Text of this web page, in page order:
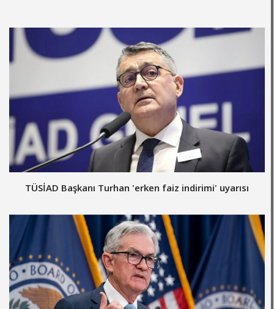
TÜSİAD Başkanı Turhan 'erken faiz indirimi' uyarısı